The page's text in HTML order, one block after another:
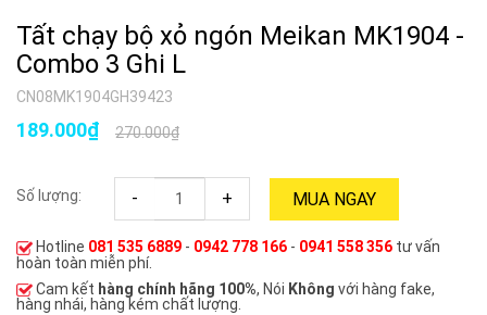
Tất chạy bộ xỏ ngón Meikan MK1904 -
Combo 3 Ghi L
CN08MK1904GH39423
270.000₫
189.000₫
Số lượng: - + MUA NGAY
Hotline 081 535 6889 - 0942 778 166 - 0941 558 356 tư vấn
hoàn toàn miễn phí.
Cam kết hàng chính hãng 100%, Nói Không với hàng fake,
hàng nhái, hàng kém chất lượng.